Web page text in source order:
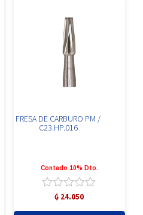
FRESA DE CARBURO PM /
C23.HP.016
Contado 10% Dto.
Valorado
₲ 24.050